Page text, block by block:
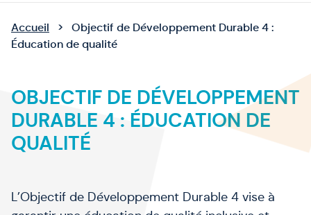
Accueil
Objectif de Développement Durable 4 :
Éducation de qualité
OBJECTIF DE DÉVELOPPEMENT
DURABLE 4 : ÉDUCATION DE
QUALITÉ
L’Objectif de Développement Durable 4 vise à